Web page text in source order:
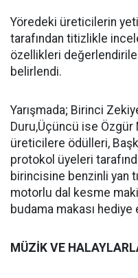
Yöredeki üreticilerin
tarafından titizlikle
özellikleri
belirlendi.
Yarışmada; Birinci
Duru,Üçüncü ise
üreticilere ödülleri,
protokol üyeleri
birincisine benzinli yan
motorlu dal kesme
budama makası hediye
MÜZİK VE